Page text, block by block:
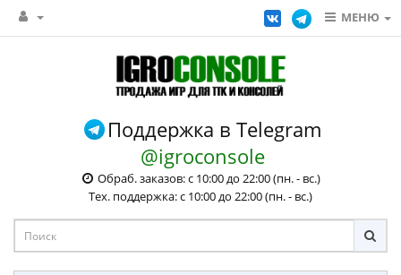
МЕНЮ
Поддержка в Telegram
@igroconsole
Обраб. заказов: с 10:00 до 22:00 (пн. - вс.)
Тех. поддержка: с 10:00 до 22:00 (пн. - вс.)